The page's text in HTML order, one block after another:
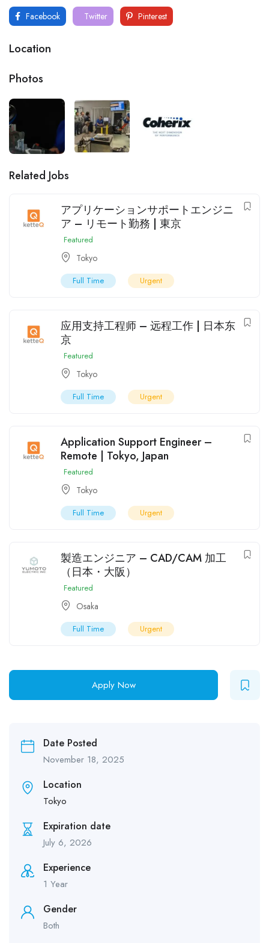
Facebook Twitter Pinterest
Location
Photos
Related Jobs
アプリケーションサポートエンジニ
ア – リモート勤務 | 東京
Featured
Tokyo
Full Time Urgent
应用支持工程师 – 远程工作 | 日本东
京
Featured
Tokyo
Full Time Urgent
Application Support Engineer –
Remote | Tokyo, Japan
Featured
Tokyo
Full Time Urgent
製造エンジニア – CAD/CAM 加工
（日本・大阪）
Featured
Osaka
Full Time Urgent
Apply Now
Date Posted
November 18, 2025
Location
Tokyo
Expiration date
July 6, 2026
Experience
1 Year
Gender
Both